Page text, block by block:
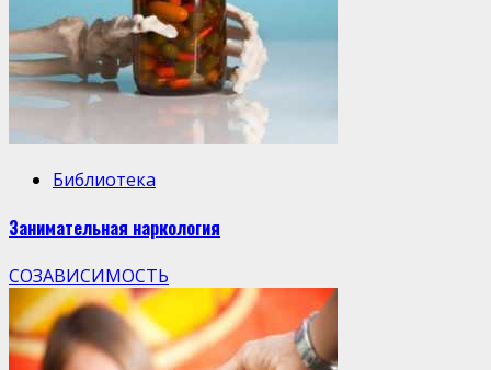
Библиотека
Занимательная наркология
СОЗАВИСИМОСТЬ